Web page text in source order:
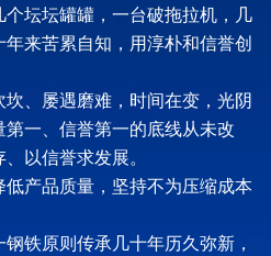
坛坛罐罐，一台破拖拉机，几
来苦累自知，用淳朴和信誉创
、屡遇磨难，时间在变，光阴
一、信誉第一的底线从未改
以信誉求发展。
产品质量，坚持不为压缩成本
铁原则传承几十年历久弥新，